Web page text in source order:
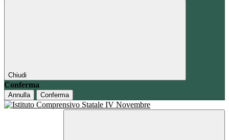
Chiudi
Conferma
Annulla Conferma